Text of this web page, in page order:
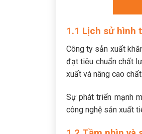
1.1 Lịch sử hình
Công ty sản xuất
đạt tiêu chuẩn chất
xuất và nâng cao
Sự phát triển mạnh
công nghệ sản xuất